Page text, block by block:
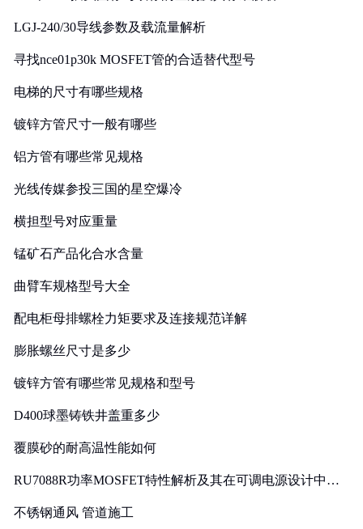
LGJ-240/30导线参数及载流量解析
寻找nce01p30k MOSFET管的合适替代型号
电梯的尺寸有哪些规格
镀锌方管尺寸一般有哪些
铝方管有哪些常见规格
光线传媒参投三国的星空爆冷
横担型号对应重量
锰矿石产品化合水含量
曲臂车规格型号大全
配电柜母排螺栓力矩要求及连接规范详解
膨胀螺丝尺寸是多少
镀锌方管有哪些常见规格和型号
D400球墨铸铁井盖重多少
覆膜砂的耐高温性能如何
RU7088R功率MOSFET特性解析及其在可调电源设计中的
不锈钢通风 管道施工